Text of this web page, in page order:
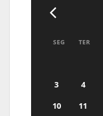
SEG TER
3
4
10
11